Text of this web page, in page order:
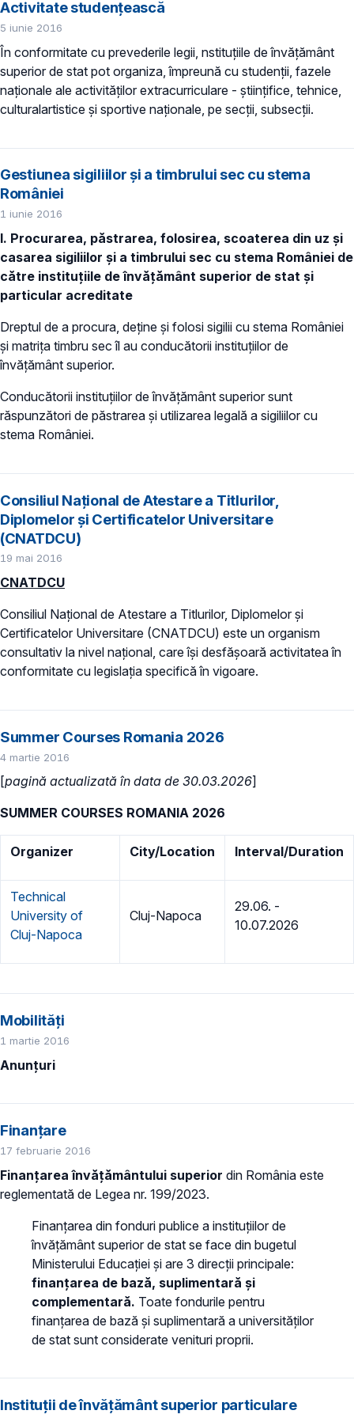
Activitate studențească
5 iunie 2016
În conformitate cu prevederile legii, nstituţiile de învăţământ
superior de stat pot organiza, împreună cu studenţii, fazele
naţionale ale activităţilor extracurriculare - ştiinţifice, tehnice,
culturalartistice şi sportive naţionale, pe secţii, subsecţii.
Gestiunea sigiliilor şi a timbrului sec cu stema
României
1 iunie 2016
I. Procurarea, păstrarea, folosirea, scoaterea din uz şi
casarea sigiliilor şi a timbrului sec cu stema României de
către instituţiile de învăţământ superior de stat şi
particular acreditate
Dreptul de a procura, deţine şi folosi sigilii cu stema României
și matriţa timbru sec îl au conducătorii instituţiilor de
învăţământ superior.
Conducătorii instituţiilor de învăţământ superior sunt
răspunzători de păstrarea şi utilizarea legală a sigiliilor cu
stema României.
Consiliul Naţional de Atestare a Titlurilor,
Diplomelor și Certificatelor Universitare
(CNATDCU)
19 mai 2016
CNATDCU
Consiliul Naţional de Atestare a Titlurilor, Diplomelor și
Certificatelor Universitare (CNATDCU) este un organism
consultativ la nivel naţional, care își desfăşoară activitatea în
conformitate cu legislația specifică în vigoare.
Summer Courses Romania 2026
4 martie 2016
[pagină actualizată în data de 30.03.2026]
SUMMER COURSES ROMANIA 2026
Organizer City/Location Interval/Duration
Technical
University of
Cluj-Napoca
Cluj-Napoca
29.06. -
10.07.2026
Mobilități
1 martie 2016
Anunțuri
Finanțare
17 februarie 2016
Finanțarea învățământului superior din România este
reglementată de Legea nr. 199/2023.
Finanțarea din fonduri publice a instituțiilor de
învățământ superior de stat se face din bugetul
Ministerului Educației și are 3 direcții principale:
finanțarea de bază, suplimentară și
complementară. Toate fondurile pentru
finanțarea de bază și suplimentară a universităților
de stat sunt considerate venituri proprii.
Instituții de învăţământ superior particulare